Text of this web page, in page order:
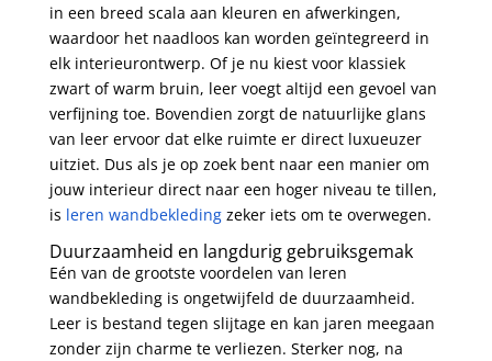
in een breed scala aan kleuren en afwerkingen,
waardoor het naadloos kan worden geïntegreerd in
elk interieurontwerp. Of je nu kiest voor klassiek
zwart of warm bruin, leer voegt altijd een gevoel van
verfijning toe. Bovendien zorgt de natuurlijke glans
van leer ervoor dat elke ruimte er direct luxueuzer
uitziet. Dus als je op zoek bent naar een manier om
jouw interieur direct naar een hoger niveau te tillen,
is leren wandbekledingzeker iets om te overwegen.
Duurzaamheid en langdurig gebruiksgemak
Eén van de grootste voordelen van leren
wandbekleding is ongetwijfeld de duurzaamheid.
Leer is bestand tegen slijtage en kan jaren meegaan
zonder zijn charme te verliezen. Sterker nog, na